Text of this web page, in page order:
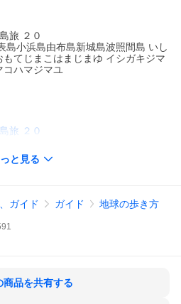
旅 ２０
島小浜島由布島新城島波照間島 いし
てじまこはまじまゆ イシガキジマ
コハマジマユ
旅 ２０
着！島旅ガイド。
と見る
ガイド ガイド 地球の歩き方
商品を共有する